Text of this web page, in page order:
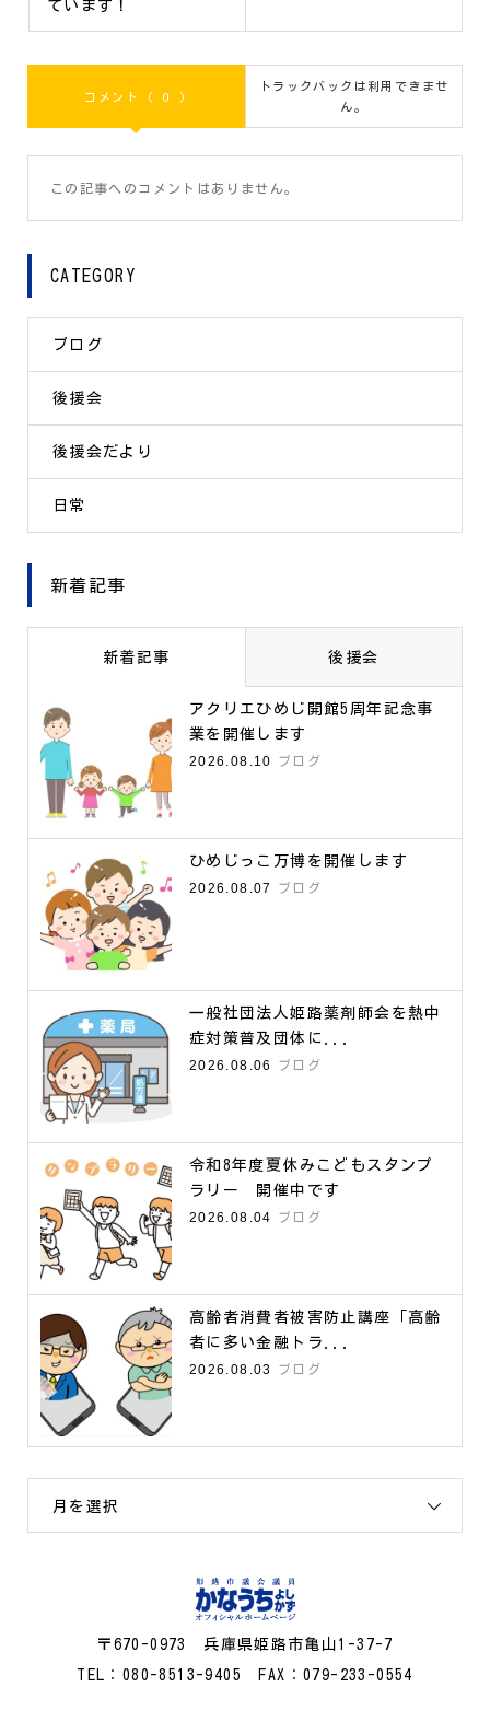
ています！
コメント ( 0 )
トラックバックは利用できませ
ん。
この記事へのコメントはありません。
CATEGORY
ブログ
後援会
後援会だより
日常
新着記事
新着記事 後援会
アクリエひめじ開館5周年記念事
業を開催します
2026.08.10
ブログ
ひめじっこ万博を開催します
2026.08.07
ブログ
一般社団法人姫路薬剤師会を熱中
症対策普及団体に...
2026.08.06
ブログ
令和8年度夏休みこどもスタンプ
ラリー 開催中です
2026.08.04
ブログ
高齢者消費者被害防止講座「高齢
者に多い金融トラ...
2026.08.03
ブログ
月を選択
〒670-0973 兵庫県姫路市亀山1-37-7
TEL：080-8513-9405 FAX：079-233-0554